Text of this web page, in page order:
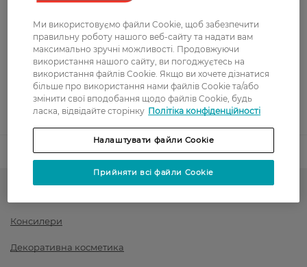
Оплата
Оплата карткою
Післяоплата
Показати більше
Код товару 1512194
Консилери
Декоративна косметика
Ми використовуємо файли Cookie, щоб забезпечити
правильну роботу нашого веб-сайту та надати вам
максимально зручні можливості. Продовжуючи
використання нашого сайту, ви погоджуєтесь на
використання файлів Cookie. Якщо ви хочете дізнатися
більше про використання нами файлів Cookie та/або
змінити свої вподобання щодо файлів Cookie, будь
ласка, відвідайте сторінку Політіка конфіденційності
Налаштувати файли Cookie
Прийняти всі файли Cookie